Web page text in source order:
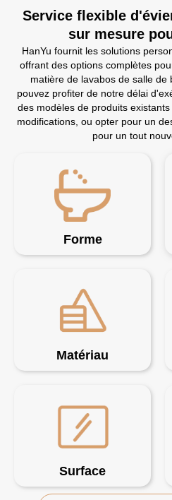
Service flexible
sur mesure
HanYu fournit les solutions
offrant des options complètes
matière de lavabos de salle de
pouvez profiter de notre délai
des modèles de produits
modifications, ou opter pour un
pour un tout
Forme
Matériau
Surface